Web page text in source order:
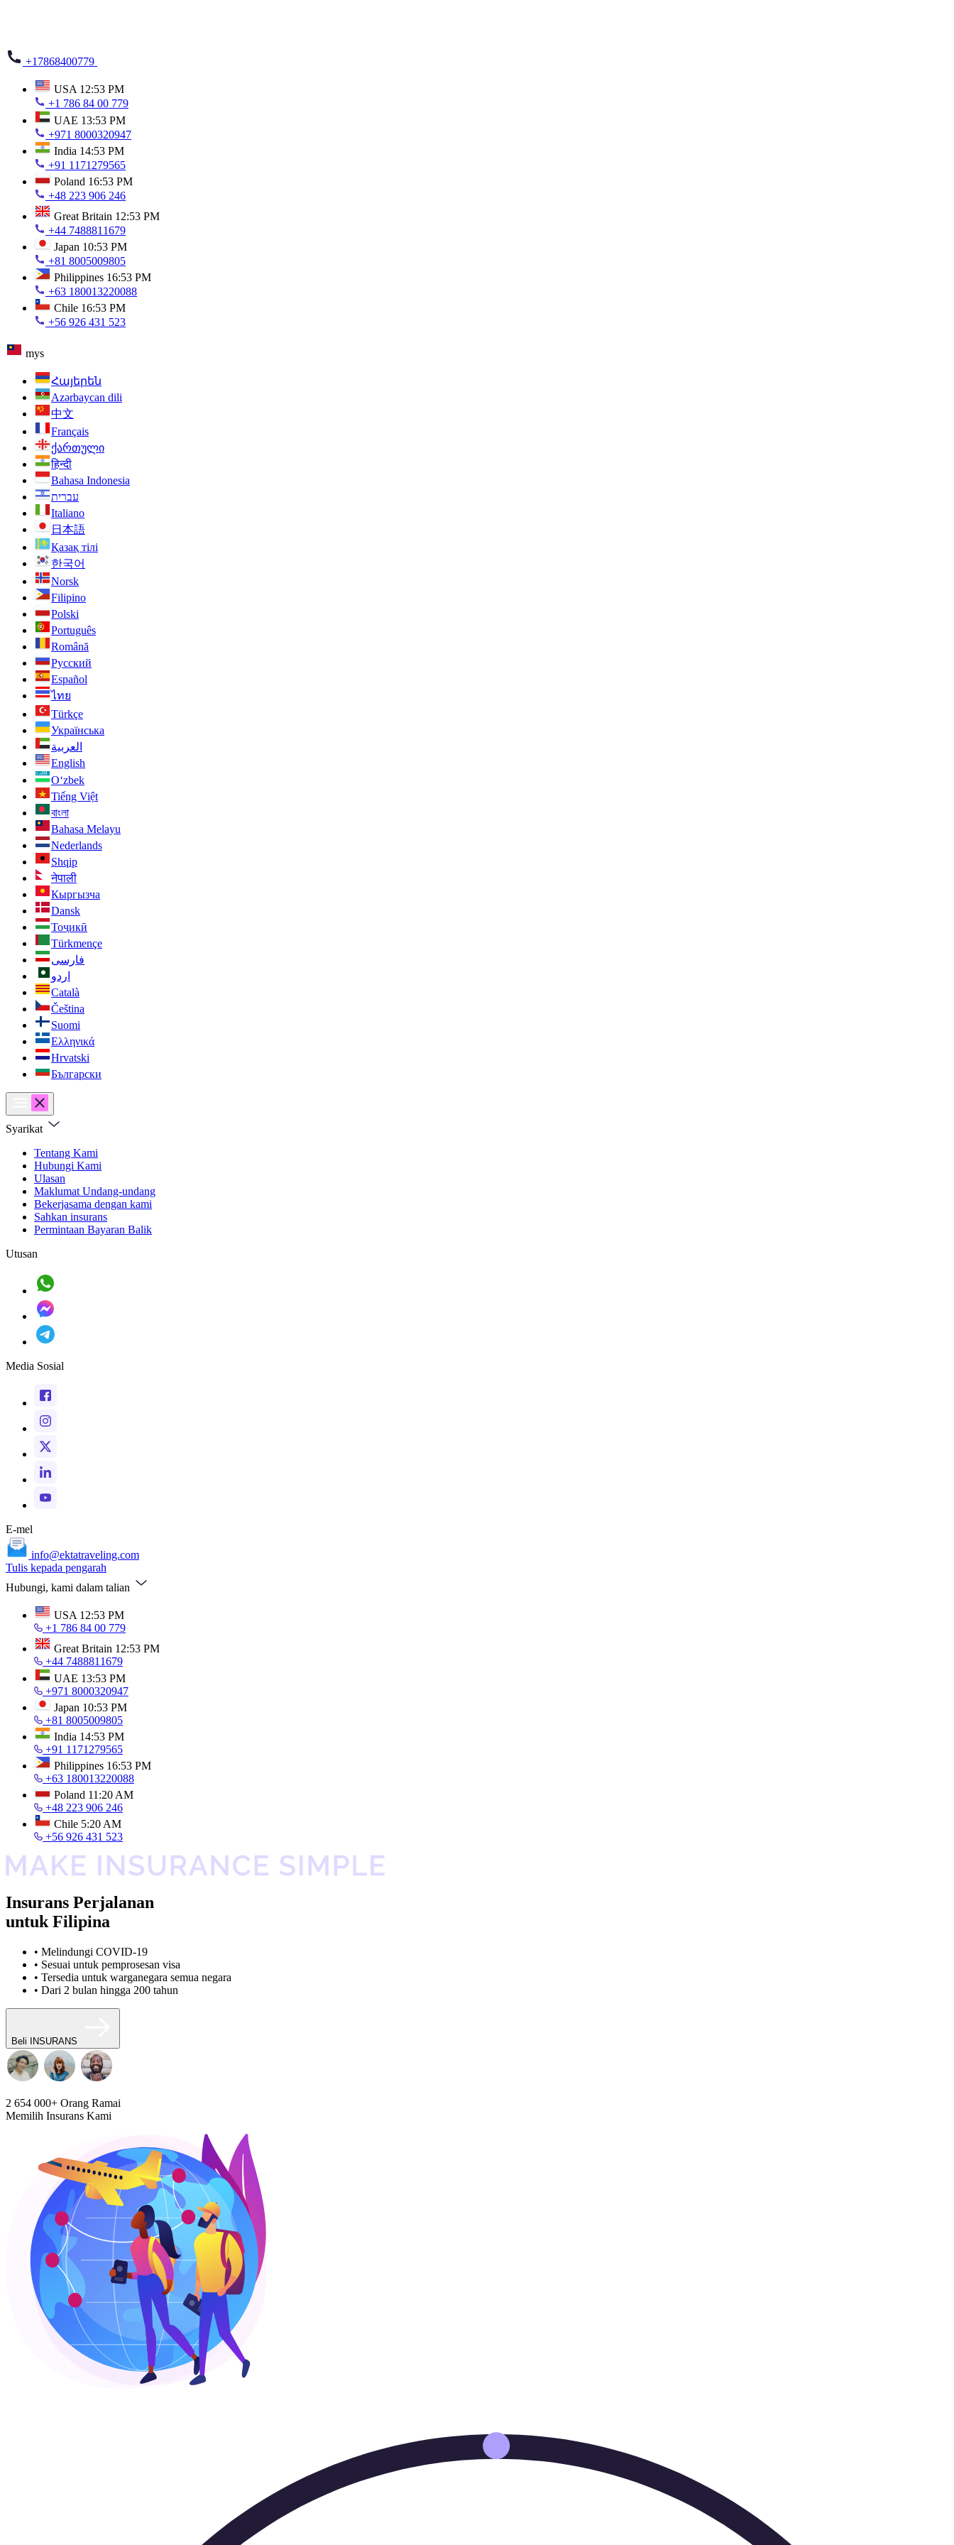
+17868400779
USA 12:53 PM
+1 786 84 00 779
UAE 13:53 PM
+971 8000320947
India 14:53 PM
+91 1171279565
Poland 16:53 PM
+48 223 906 246
Great Britain 12:53 PM
+44 7488811679
Japan 10:53 PM
+81 8005009805
Philippines 16:53 PM
+63 180013220088
Chile 16:53 PM
+56 926 431 523
mys
Հայերեն
Azərbaycan dili
中文
Français
ქართული
हिन्दी
Bahasa Indonesia
עברית
Italiano
日本語
Қазақ тілі
한국어
Norsk
Filipino
Polski
Português
Română
Русский
Español
ไทย
Türkçe
Українська
العربية
English
O‘zbek
Tiếng Việt
বাংলা
Bahasa Melayu
Nederlands
Shqip
नेपाली
Кыргызча
Dansk
Тоҷикӣ
Türkmençe
فارسی
اردو
Català
Čeština
Suomi
Ελληνικά
Hrvatski
Български
Syarikat
Tentang Kami
Hubungi Kami
Ulasan
Maklumat Undang-undang
Bekerjasama dengan kami
Sahkan insurans
Permintaan Bayaran Balik
Utusan
Media Sosial
E-mel
info@ektatraveling.com
Tulis kepada pengarah
Hubungi, kami dalam talian
USA 12:53 PM
+1 786 84 00 779
Great Britain 12:53 PM
+44 7488811679
UAE 13:53 PM
+971 8000320947
Japan 10:53 PM
+81 8005009805
India 14:53 PM
+91 1171279565
Philippines 16:53 PM
+63 180013220088
Poland 11:20 AM
+48 223 906 246
Chile 5:20 AM
+56 926 431 523
Insurans Perjalanan
untuk Filipina
• Melindungi COVID-19
• Sesuai untuk pemprosesan visa
• Tersedia untuk warganegara semua negara
• Dari 2 bulan hingga 200 tahun
Beli INSURANS
2 654 000+ Orang Ramai
Memilih Insurans Kami